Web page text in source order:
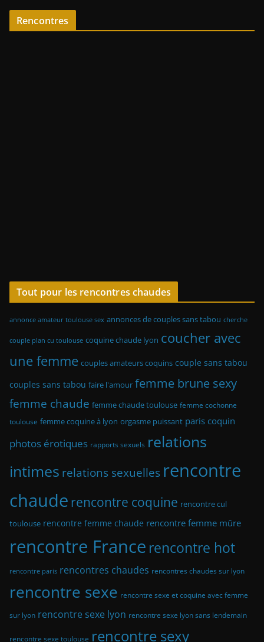
Rencontres
Tout pour les rencontres chaudes
annonce amateur toulouse sex annonces de couples sans tabou cherche
couple plan cu toulouse coquine chaude lyon coucher avec
une femme couples amateurs coquins couple sans tabou
couples sans tabou faire l'amour femme brune sexy
femme chaude femme chaude toulouse femme cochonne
toulouse femme coquine à lyon orgasme puissant paris coquin
photos érotiques rapports sexuels relations
intimes relations sexuelles rencontre
chaude rencontre coquine rencontre cul
toulouse rencontre femme chaude rencontre femme mûre
rencontre France rencontre hot
rencontre paris rencontres chaudes rencontres chaudes sur lyon
rencontre sexe rencontre sexe et coquine avec femme
sur lyon rencontre sexe lyon rencontre sexe lyon sans lendemain
rencontre sexe toulouse rencontre sexy